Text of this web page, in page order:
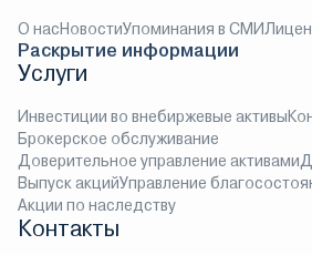
О насНовостиУпоминания в СМИ
Раскрытие информации
Услуги
Инвестиции во внебиржевые активы
Брокерское обслуживание
Доверительное управление активами
Выпуск акцийУправление
Акции по наследству
Контакты